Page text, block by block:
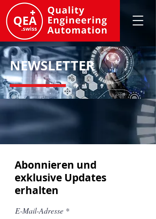
NEWSLETTER
Abonnieren und
exklusive Updates
erhalten
E-Mail-Adresse